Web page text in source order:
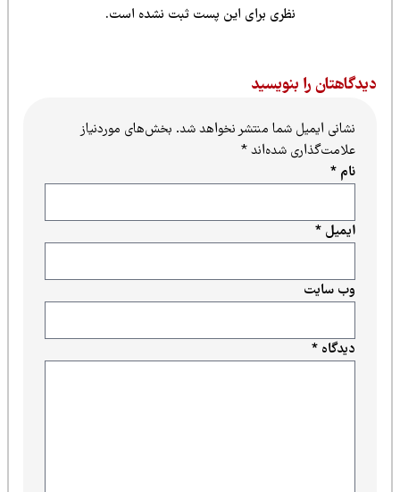
نظری برای این پست ثبت نشده است.
را بنویسید
نشانی ایمیل شما منتشر نخواهد شد.بخش‌های موردنیاز
علامت‌گذاری شده‌اند*
دیدگاه*
ایمیل*
وب‌ سایت